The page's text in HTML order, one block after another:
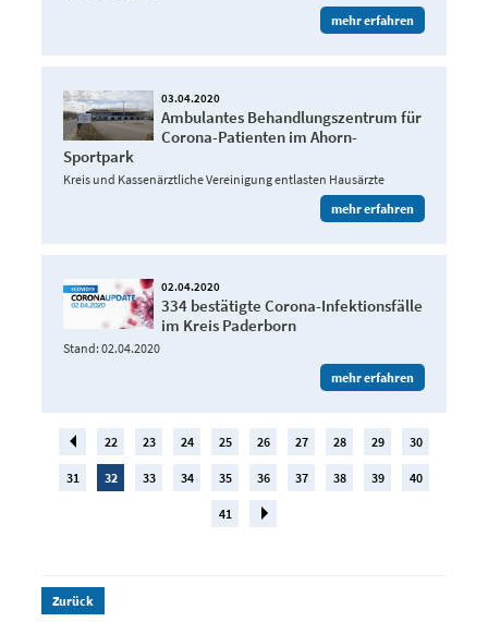
mehr erfahren
03.04.2020
Ambulantes Behandlungszentrum für
Corona-Patienten im Ahorn-
Sportpark
Kreis und Kassenärztliche Vereinigung entlasten Hausärzte
mehr erfahren
02.04.2020
334 bestätigte Corona-Infektionsfälle
im Kreis Paderborn
Stand: 02.04.2020
mehr erfahren
22 23 24 25 26 27 28 29 30
31 32 33 34 35 36 37 38 39 40
41
Zurück